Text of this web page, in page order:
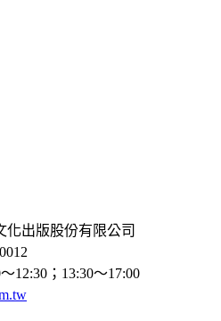
化出版股份有限公司
12:30；13:30～17:00